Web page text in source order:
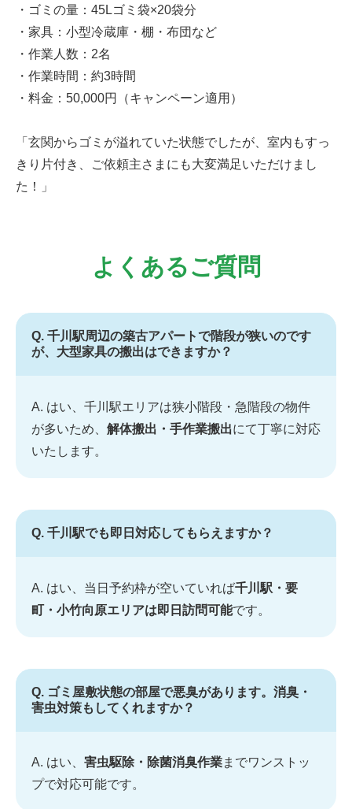
・ゴミの量：45Lゴミ袋×20袋分
・家具：小型冷蔵庫・棚・布団など
・作業人数：2名
・作業時間：約3時間
・料金：50,000円（キャンペーン適用）
「玄関からゴミが溢れていた状態でしたが、室内もすっ
きり片付き、ご依頼主さまにも大変満足いただけまし
た！」
よくあるご質問
Q. 千川駅周辺の築古アパートで階段が狭いのです
が、大型家具の搬出はできますか？
A. はい、千川駅エリアは狭小階段・急階段の物件
が多いため、 解体搬出・手作業搬出にて丁寧に対応
いたします。
Q. 千川駅でも即日対応してもらえますか？
A. はい、当日予約枠が空いていれば千川駅・要
町・小竹向原エリアは即日訪問可能です。
Q. ゴミ屋敷状態の部屋で悪臭があります。消臭・
害虫対策もしてくれますか？
A. はい、 害虫駆除・除菌消臭作業までワンストッ
プで対応可能です。